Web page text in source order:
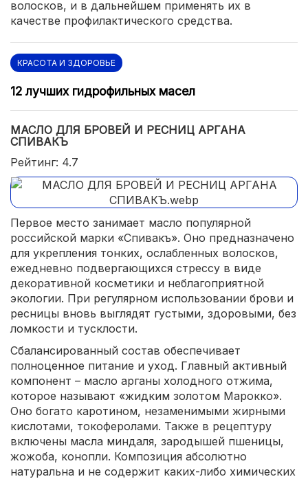
волосков, и в дальнейшем применять их в
качестве профилактического средства.
КРАСОТА И ЗДОРОВЬЕ
12 лучших гидрофильных масел
МАСЛО ДЛЯ БРОВЕЙ И РЕСНИЦ АРГАНА
СПИВАКЪ
Рейтинг: 4.7
Первое место занимает масло популярной
российской марки «Спивакъ». Оно предназначено
для укрепления тонких, ослабленных волосков,
ежедневно подвергающихся стрессу в виде
декоративной косметики и неблагоприятной
экологии. При регулярном использовании брови и
ресницы вновь выглядят густыми, здоровыми, без
ломкости и тусклости.
Сбалансированный состав обеспечивает
полноценное питание и уход. Главный активный
компонент – масло арганы холодного отжима,
которое называют «жидким золотом Марокко».
Оно богато каротином, незаменимыми жирными
кислотами, токоферолами. Также в рецептуру
включены масла миндаля, зародышей пшеницы,
жожоба, конопли. Композиция абсолютно
натуральна и не содержит каких-либо химических